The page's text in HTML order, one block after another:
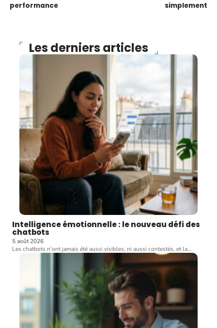
performance
simplement
Les derniers articles
Intelligence émotionnelle : le nouveau défi des
chatbots
5 août 2026
Les chatbots n’ont jamais été aussi visibles, ni aussi contestés, et la…